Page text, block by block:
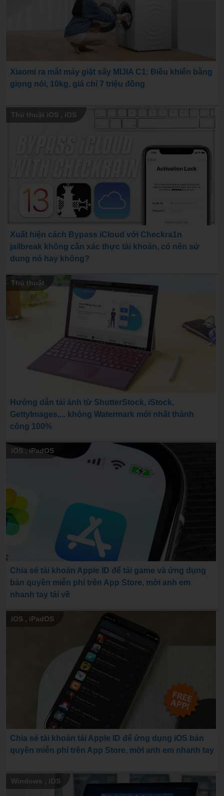
Xiaomi ra mắt máy giặt sấy MIJIA C1: Điều khiển bằng
giọng nói, 10kg, giá chỉ 7 triệu đồng
Thủ thuật iOS , iOS
Xuất hiện cách Bypass iCloud với Checkra1n
jailbreak không cần xác thực tài khoản, có nên sử
dung nó hay không?
Thủ thuật
Hướng dẫn tải ảnh từ ShutterStock, iStock,
GettyImages,... không Watermark mới nhất thành
công 100%
iOS ,iPadOS
Chia sẻ tài khoản Apple ID để tải game và ứng dụng
bản quyền miễn phí trên App Store, mời anh em
nhanh tay tải về
iOS , iPadOS
Chia sẻ tài khoản tải Apple ID để ứng dụng iOS bản
quyền miễn phí trên App Store, mời anh em nhanh tay
Windows , iOS